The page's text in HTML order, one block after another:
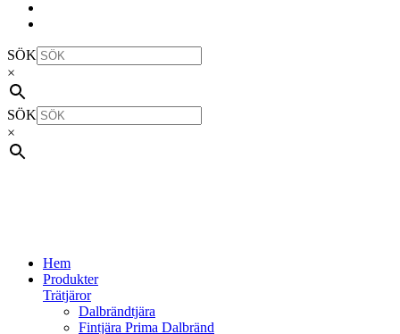
SÖK
×
SÖK
×
Hem
Produkter
Trätjäror
Dalbrändtjära
Fintjära Prima Dalbränd